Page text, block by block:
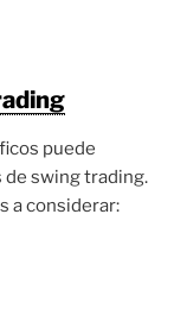
puede
swing trading.
a considerar: